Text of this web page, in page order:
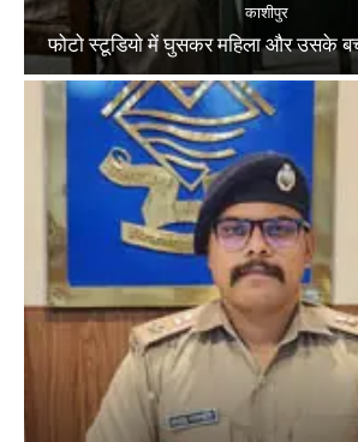
काशीपुर
फोटो स्टूडियो में घुसकर महिला और उसके